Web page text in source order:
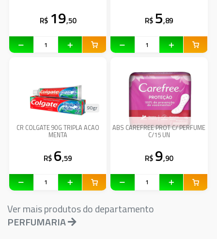
R$ 19,50 R$ 5,89
CR COLGATE 90G TRIPLA ACAO
MENTA
90gr
R$ 6,59
ABS CAREFREE PROT C/ PERFUME
C/15 UN
R$ 9,90
Ver mais produtos do departamento
PERFUMARIA